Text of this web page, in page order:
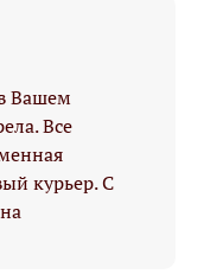
Вашем
Все
курьер. С